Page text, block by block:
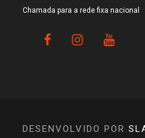
Chamada para a rede fixa nacional
DESENVOLVIDO POR